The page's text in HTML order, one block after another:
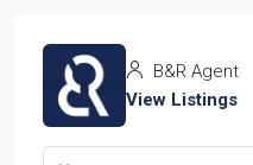
B&R Agent
View Listings